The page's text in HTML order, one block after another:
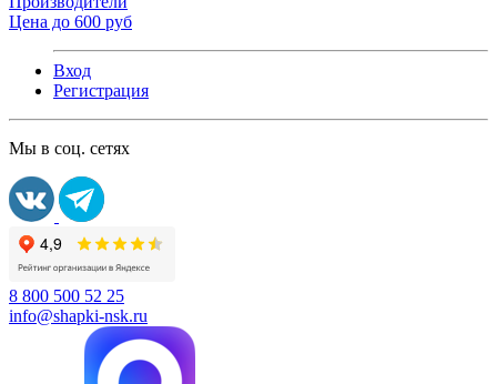
Цена до 600 руб
Вход
Регистрация
Мы в соц. сетях
8 800 500 52 25
info@shapki-nsk.ru